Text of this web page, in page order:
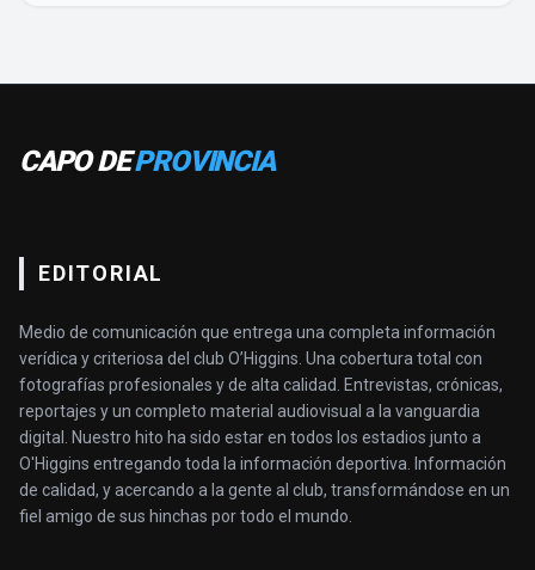
CAPO DEPROVINCIA
EDITORIAL
Medio de comunicación que entrega una completa información
verídica y criteriosa del club O’Higgins. Una cobertura total con
fotografías profesionales y de alta calidad. Entrevistas, crónicas,
reportajes y un completo material audiovisual a la vanguardia
digital. Nuestro hito ha sido estar en todos los estadios junto a
O'Higgins entregando toda la información deportiva. Información
de calidad, y acercando a la gente al club, transformándose en un
fiel amigo de sus hinchas por todo el mundo.